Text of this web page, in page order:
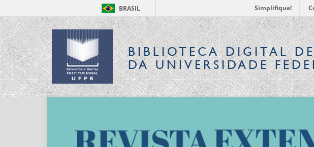
BRASIL Simplifique!
BIBLIOTECA DIGITAL
DA UNIVERSIDADE